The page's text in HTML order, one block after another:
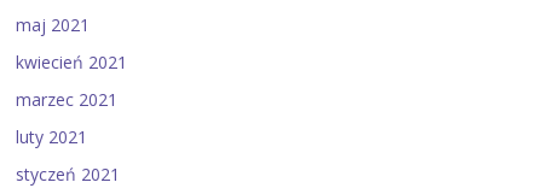
maj 2021
kwiecień 2021
marzec 2021
luty 2021
styczeń 2021